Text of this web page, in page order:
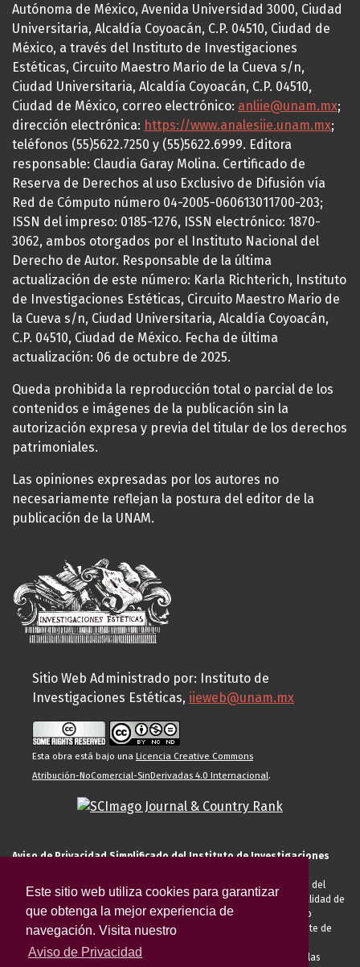
Este sitio web utiliza cookies para garantizar
que obtenga la mejor experiencia de
navegación. Visita nuestro
Aviso de Privacidad
Autónoma de México, Avenida Universidad 3000, Ciudad
Universitaria, Alcaldía Coyoacán, C.P. 04510, Ciudad de
México, a través del Instituto de Investigaciones
Estéticas, Circuito Maestro Mario de la Cueva s/n,
Ciudad Universitaria, Alcaldía Coyoacán, C.P. 04510,
Ciudad de México, correo electrónico: anliie@unam.mx;
dirección electrónica: https://www.analesiie.unam.mx;
teléfonos (55)5622.7250 y (55)5622.6999. Editora
responsable: Claudia Garay Molina. Certificado de
Reserva de Derechos al uso Exclusivo de Difusión vía
Red de Cómputo número 04-2005-060613011700-203;
ISSN del impreso: 0185-1276, ISSN electrónico: 1870-
3062, ambos otorgados por el Instituto Nacional del
Derecho de Autor. Responsable de la última
actualización de este número: Karla Richterich, Instituto
de Investigaciones Estéticas, Circuito Maestro Mario de
la Cueva s/n, Ciudad Universitaria, Alcaldía Coyoacán,
C.P. 04510, Ciudad de México. Fecha de última
actualización: 06 de octubre de 2025.
Queda prohibida la reproducción total o parcial de los
contenidos e imágenes de la publicación sin la
autorización expresa y previa del titular de los derechos
patrimoniales.
Las opiniones expresadas por los autores no
necesariamente reflejan la postura del editor de la
publicación de la UNAM.
Sitio Web Administrado por: Instituto de
Investigaciones Estéticas, iieweb@unam.mx
Esta obra está bajo una Licencia Creative Commons
Atribución-NoComercial-SinDerivadas 4.0 Internacional.
Aviso de Privacidad Simplificado del Instituto de Investigaciones
El Instituto de Investigaciones Estéticas de la UNAM, es responsable del
tratamiento de sus datos personales para el registro de usted en calidad de
alumno, docente, personal de la entidad académica, conferencista o
invitado externo (nacional o extranjero), visitante, proveedor o cliente de
anteriormente descritas u otras aquellas exigidas legalmente o por las